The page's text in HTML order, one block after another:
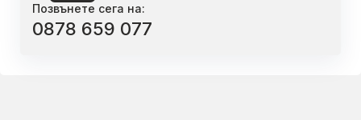
Позвънете сега на:
0878 659 077